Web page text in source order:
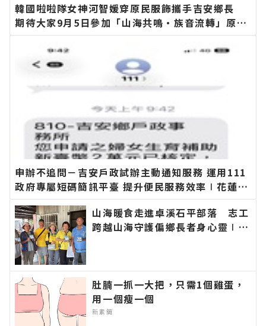
韓國啦啦隊女神河智媛穿原民服飾攜手吉安鄉長
期待大家9月5日參加「山海共鳴•族音流轉」原住
民族聯合豐年節∣花蓮新聞網官方網站各類新聞－
最快速的今日新聞報導 最新的在地資訊！
申辦不追問－吉安戶政試辦主動通知服務 運用111
政府專屬短碼簡訊平臺 提升便民服務效率∣花蓮新
聞網官方網站各類新聞－最快速的今日新聞報導 最
新的在地資訊！ 山海暖食走進卓溪石平部落 志工
跨越山海守護偏鄉長者身心靈∣花
訊！
肚腩一抓一大把，只需1個雞蛋，
用一個瘦一個
新素簡